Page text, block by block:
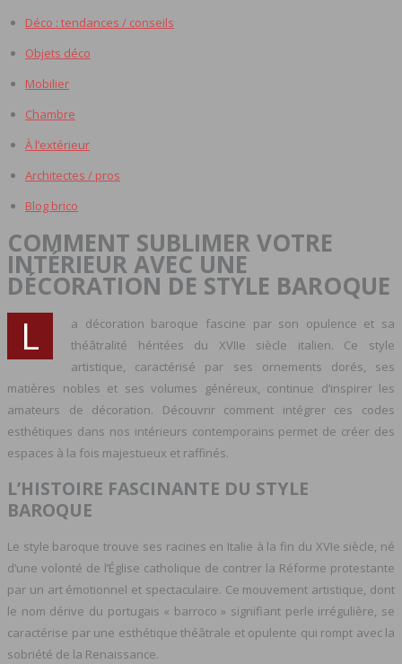
Déco : tendances / conseils
Objets déco
Mobilier
Chambre
À l’extérieur
Architectes / pros
Blog brico
COMMENT SUBLIMER VOTRE
INTÉRIEUR AVEC UNE
DÉCORATION DE STYLE BAROQUE
L
a décoration baroque fascine par son opulence et sa
théâtralité héritées du XVIIe siècle italien. Ce style
artistique, caractérisé par ses ornements dorés, ses
matières nobles et ses volumes généreux, continue d’inspirer les
amateurs de décoration. Découvrir comment intégrer ces codes
esthétiques dans nos intérieurs contemporains permet de créer des
espaces à la fois majestueux et raffinés.
L’HISTOIRE FASCINANTE DU STYLE
BAROQUE
Le style baroque trouve ses racines en Italie à la fin du XVIe siècle, né
d’une volonté de l’Église catholique de contrer la Réforme protestante
par un art émotionnel et spectaculaire. Ce mouvement artistique, dont
le nom dérive du portugais « barroco » signifiant perle irrégulière, se
caractérise par une esthétique théâtrale et opulente qui rompt avec la
sobriété de la Renaissance.